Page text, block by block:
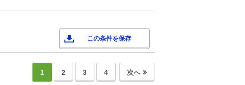
この条件を保存
1 2 3 4 次へ